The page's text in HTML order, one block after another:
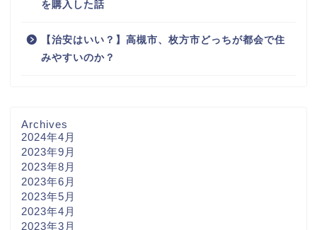
を購入した話
【治安はいい？】高槻市、枚方市どっちが都会で住
みやすいのか？
Archives
2024年4月
2023年9月
2023年8月
2023年6月
2023年5月
2023年4月
2023年3月